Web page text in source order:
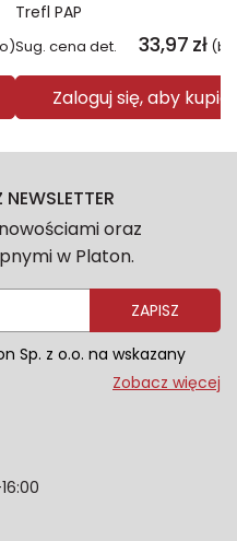
Trefl PAP
Sug. cena det. 33,97 zł
Zaloguj się, aby kupić
oraz
w Platon.
ZAPISZ
Sp. z o.o. na wskazany
marketingowe
znajdziesz w naszej
nie wpłynie na
dokonanego przed
Zobacz więcej